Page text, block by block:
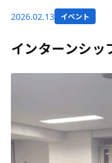
2026.02.13 イベント
インターンシッ